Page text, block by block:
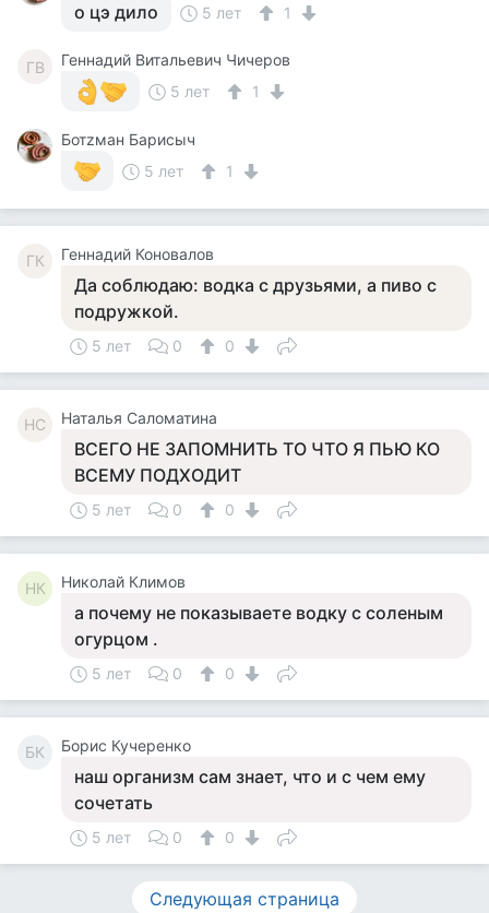
о цэ дило 5 лет 1
ГВ
Геннадий Витальевич Чичеров
5 лет
1
Ботzман Барисыч
5 лет
1
ГК Геннадий Коновалов
Да соблюдаю: водка с друзьями, а пиво с
подружкой.
5 лет 0 0
НС Наталья Саломатина
ВСЕГО НЕ ЗАПОМНИТЬ ТО ЧТО Я ПЬЮ КО
ВСЕМУ ПОДХОДИТ
5 лет 0 0
НК Николай Климов
а почему не показываете водку с соленым
огурцом .
5 лет 0 0
БК Борис Кучеренко
наш организм сам знает, что и с чем ему
сочетать
5 лет 0 0
Следующая страница